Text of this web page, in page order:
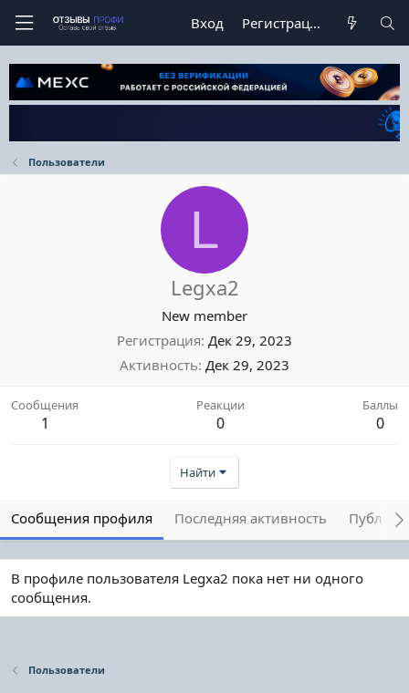
Вход Регистрация
Пользователи
L
Legxa2
New member
Регистрация Дек 29, 2023
Активность Дек 29, 2023
Сообщения
1
Реакции
0
Баллы
0
Найти
Сообщения профиля Последняя активность
В профиле пользователя Legxa2 пока нет ни одного
сообщения.
Пользователи